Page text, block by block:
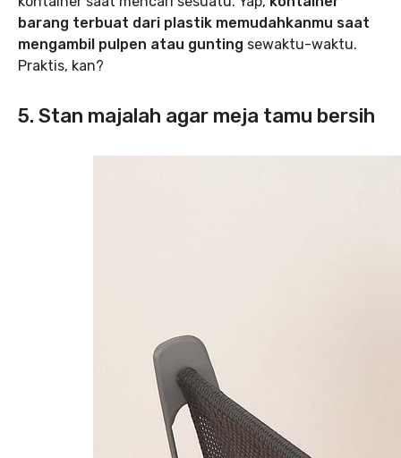
barang terbuat dari plastik memudahkanmu saat
mengambil pulpen atau gunting sewaktu-waktu.
Praktis, kan?
5. Stan majalah agar meja tamu bersih